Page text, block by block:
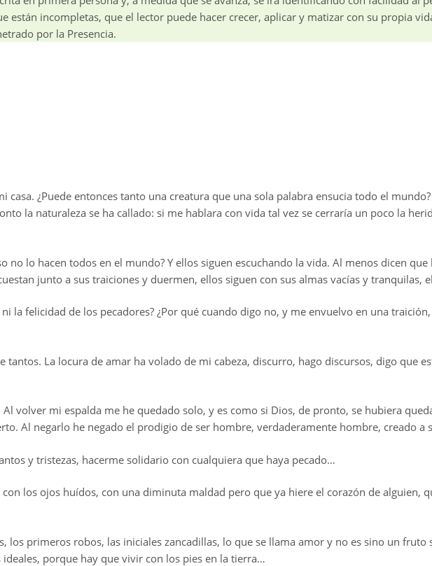
están incompletas, que el lector puede hacer crecer, aplicar y matizar con su propia
por la Presencia.
casa. ¿Puede entonces tanto una creatura que una sola palabra ensucia todo el
la naturaleza se ha callado: si me hablara con vida tal vez se cerraría un poco la
no lo hacen todos en el mundo? Y ellos siguen escuchando la vida. Al menos dicen
junto a sus traiciones y duermen, ellos siguen con sus almas vacías y tranquilas,
la felicidad de los pecadores? ¿Por qué cuando digo no, y me envuelvo en una
La locura de amar ha volado de mi cabeza, discurro, hago discursos, digo que
volver mi espalda me he quedado solo, y es como si Dios, de pronto, se hubiera
Al negarlo he negado el prodigio de ser hombre, verdaderamente hombre, creado a
y tristezas, hacerme solidario con cualquiera que haya pecado…
los ojos huídos, con una diminuta maldad pero que ya hiere el corazón de alguien,
los primeros robos, las iniciales zancadillas, lo que se llama amor y no es sino un fruto
porque hay que vivir con los pies en la tierra…